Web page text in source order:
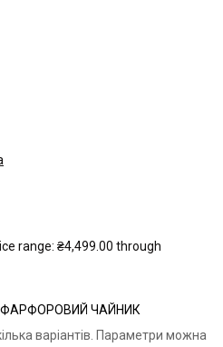
range: ₴4,499.00 through
ФАРФОРОВИЙ ЧАЙНИК
варіантів. Параметри можна